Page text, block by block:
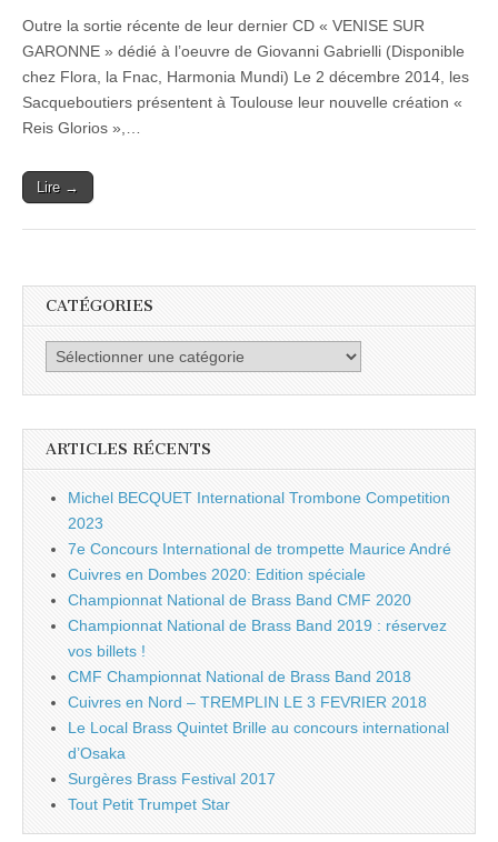
une
rentrée
2014
animée
Outre la sortie récente de leur dernier CD « VENISE SUR
GARONNE » dédié à l’oeuvre de Giovanni Gabrielli (Disponible
chez Flora, la Fnac, Harmonia Mundi) Le 2 décembre 2014, les
Sacqueboutiers présentent à Toulouse leur nouvelle création «
Reis Glorios »,…
Lire →
CATÉGORIES
Catégories
ARTICLES RÉCENTS
Michel BECQUET International Trombone Competition
2023
7e Concours International de trompette Maurice André
Cuivres en Dombes 2020: Edition spéciale
Championnat National de Brass Band CMF 2020
Championnat National de Brass Band 2019 : réservez
vos billets !
CMF Championnat National de Brass Band 2018
Cuivres en Nord – TREMPLIN LE 3 FEVRIER 2018
Le Local Brass Quintet Brille au concours international
d’Osaka
Surgères Brass Festival 2017
Tout Petit Trumpet Star